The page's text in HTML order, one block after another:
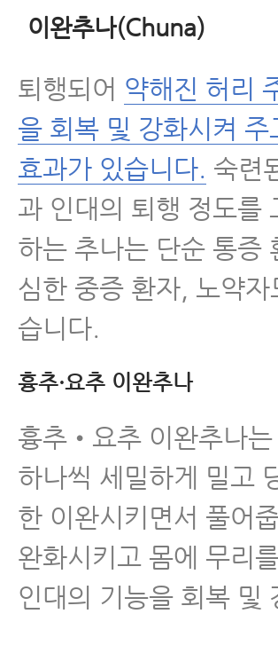
이완추나(Chuna)
퇴행되어 약해진 허리
을 회복 및 강화시켜
효과가 있습니다. 숙련
과 인대의 퇴행 정도를
하는 추나는 단순 통증
심한 중증 환자, 노약
습니다.
흉추·요추 이완추나
흉추•요추 이완추나
하나씩 세밀하게 밀고
한 이완시키면서 풀어
완화시키고 몸에 무리
인대의 기능을 회복 및